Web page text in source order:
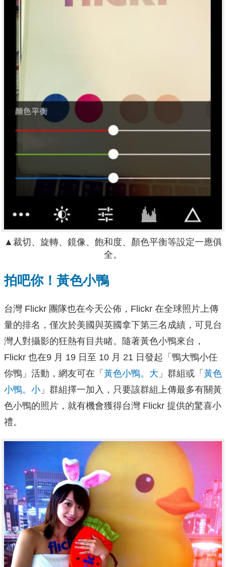
▲裁切、旋轉、鏡像、飽和度、顏色平衡等設定一應俱
全。
拍吧你！黃色小鴨
台灣 Flickr 團隊也在今天公佈，Flickr 在全球照片上傳
量的排名，僅次於美國與英國拿下第三名成績，可見台
灣人對攝影的狂熱有目共睹。隨著黃色小鴨來台，
Flickr 也在9 月 19 日至 10 月 21 日發起「鴨大鴨小任
你鴨」活動，網友可在「 黃色小鴨。大 」群組或「 黃色
小鴨。小 」群組擇一加入，只要該群組上傳最多有關黃
色小鴨的照片，就有機會獲得台灣 Flickr 提供的驚喜小
禮。